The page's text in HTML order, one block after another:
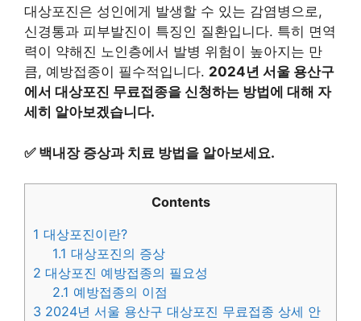
대상포진은 성인에게 발생할 수 있는 감염병으로,
신경통과 피부발진이 특징인 질환입니다. 특히 면역
력이 약해진 노인층에서 발병 위험이 높아지는 만
큼, 예방접종이 필수적입니다. 2024년 서울 용산구
에서 대상포진 무료접종을 신청하는 방법에 대해 자
세히 알아보겠습니다.
✅ 백내장 증상과 치료 방법을 알아보세요.
Contents
1 대상포진이란?
1.1 대상포진의 증상
2 대상포진 예방접종의 필요성
2.1 예방접종의 이점
3 2024년 서울 용산구 대상포진 무료접종 상세 안